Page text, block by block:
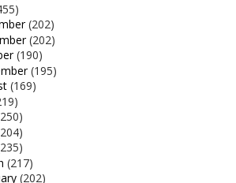
(202)
(202)
(190)
(195)
(169)
(217)
(202)